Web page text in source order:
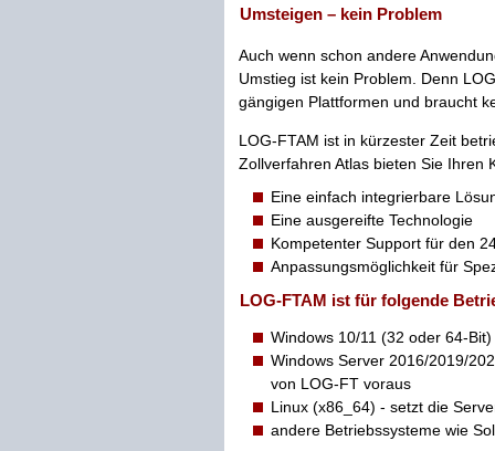
Umsteigen – kein Problem
Auch wenn schon andere
Umstieg ist kein Problem. Denn
gängigen Plattformen und braucht
LOG-FTAM ist in kürzester Zeit
Zollverfahren Atlas bieten Sie Ihren
Eine einfach integrierbare
Eine ausgereifte Technologie
Kompetenter Support für den
Anpassungsmöglichkeit für
LOG-FTAM ist für folgende
Windows 10/11 (32 oder 64-Bit)
Windows Server 2016/2019/
von LOG-FT voraus
Linux (x86_64) - setzt die
andere Betriebssysteme wie